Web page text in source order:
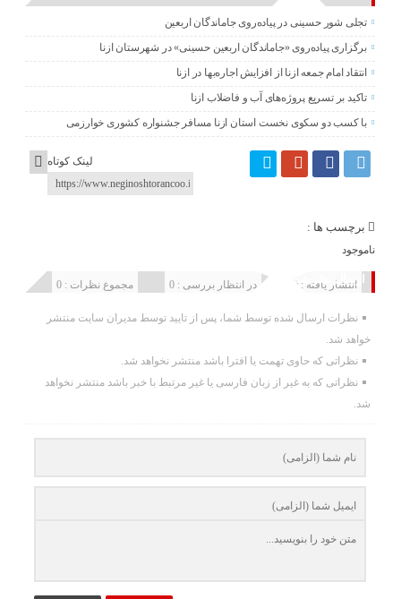
تجلی شور حسینی در پیاده‌روی جاماندگان اربعین
برگزاری پیاده‌روی «جاماندگان اربعین حسینی» در شهرستان ازنا
انتقاد امام جمعه ازنا از افزایش اجاره‌بها در ازنا
تاکید بر تسریع پروژه‌های آب و فاضلاب ازنا
با کسب دو سکوی نخست استان ازنا مسافر جشنواره کشوری خوارزمی
لینک کوتاه
برچسب ها :
ناموجود
ارسال نظر شما مجموع نظرات : 0 در انتظار بررسی : 0 انتشار یافته : 0
نظرات ارسال شده توسط شما، پس از تایید توسط مدیران سایت منتشر
خواهد شد.
نظراتی که حاوی تهمت یا افترا باشد منتشر نخواهد شد.
نظراتی که به غیر از زبان فارسی یا غیر مرتبط با خبر باشد منتشر نخواهد
شد.